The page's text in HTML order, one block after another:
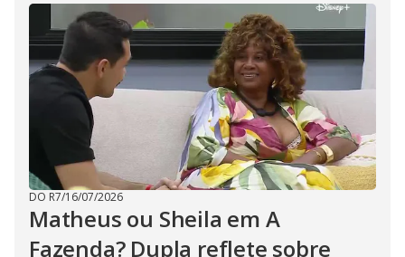
DO R7/16/07/2026
Matheus ou Sheila em A
Fazenda? Dupla reflete sobre